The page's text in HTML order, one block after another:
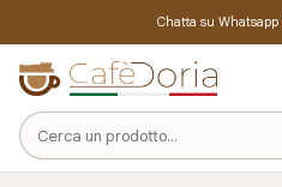
Chatta su Whatsapp |
Cerca
un
prodotto